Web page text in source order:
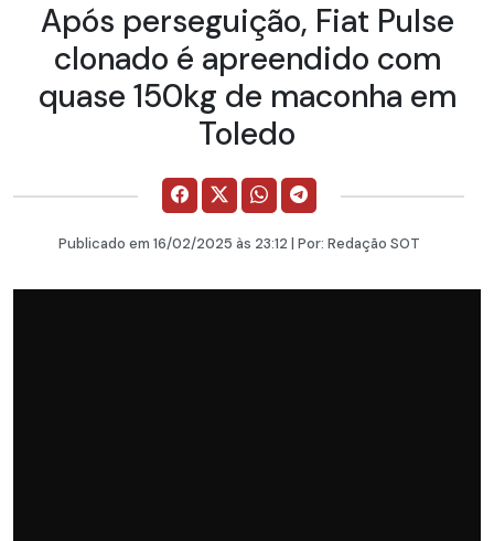
Após perseguição, Fiat Pulse
clonado é apreendido com
quase 150kg de maconha em
Toledo
Publicado em 16/02/2025 às 23:12 | Por: Redação SOT